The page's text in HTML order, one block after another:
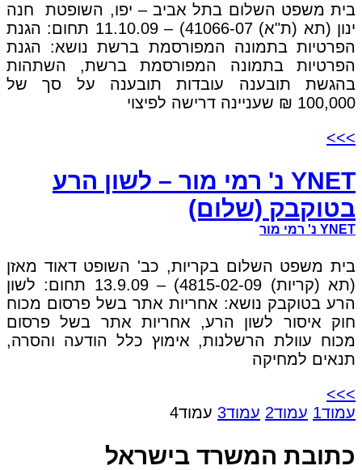
בית משפט השלום בתל אביב – יפו, השופטת חנה
ינון (תא (ת"א) 41066-07) – 11.10.09 תחום: הגנת
הפרטיות בתמונה המפורסמת ברשת נושא: הגנת
הפרטיות בתמונה המפורסמת ברשת, השתהות
בהגשת תובענה עובדות תובענה על סך של
100,000 ₪ שעניינה דרישה לפיצוי
>>>
YNET נ' רמי מור – לשון הרע
בטוקבק (שלום)
YNET נ' רמי מור
בית משפט השלום בקריות, כב' השופט דאוד מאזן
(תא (קריות) 4815-02-09) – 13.9.09 תחום: לשון
הרע בטוקבק נושא: אחריות אתר בשל פרסום מכוח
חוק איסור לשון הרע, אחריות אתר בשל פרסום
מכוח עוולת הרשלנות, אימוץ כלל הודעה והסרה,
תנאים למחיקה
>>>
עמוד1 עמוד2 עמוד3 עמוד4
כתובת המשרד בישראל